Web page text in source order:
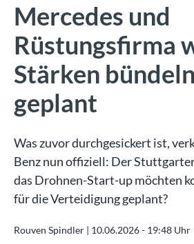
Mercedes und
Rüstungsfirma
Stärken
geplant
Was zuvor durchgesickert ist,
Benz nun offiziell: Der
das Drohnen-Start-up möchten
für die Verteidigung geplant?
Rouven Spindler | 10.06.2026 - 19:48 Uhr